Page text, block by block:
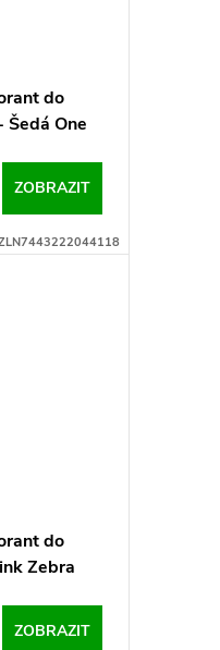
do
Šedá One
ZOBRAZIT
do
Zebra
ZOBRAZIT